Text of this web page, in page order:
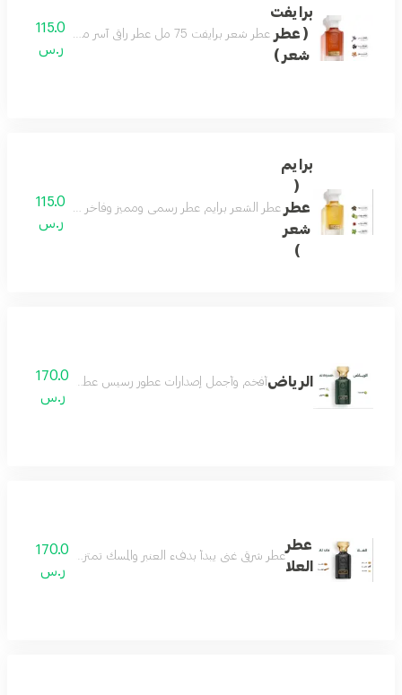
برايفت
( عطر
شعر )
عطر شعر برايفت 75 مل عطر راقي آسر مفعم بالتميز والتفرّد تفوح منه رائحة الخزامى واللوز لتولد إحساساً بالبهجة والراحة . مع نفحات من رائحة المرّ المفعم بالأحاسيس ورائحة التونكا الفاخرة والمميزة جداً لتضفي مزيداً من السخاء
115.0
ر.س
برايم
(
عطر
شعر
)
عطر الشعر برايم عطر رسمي ومميز وفاخر عطر جميل
115.0
ر.س
الرياضأفخم وأجمل إصدارات عطور رسيس عطور النيش الفاخرة
170.0
ر.س
عطر
العلا
عطر شرقي غني يبدأ بدفء العنبر والمسك تمتزج معه نوتات
170.0
ر.س